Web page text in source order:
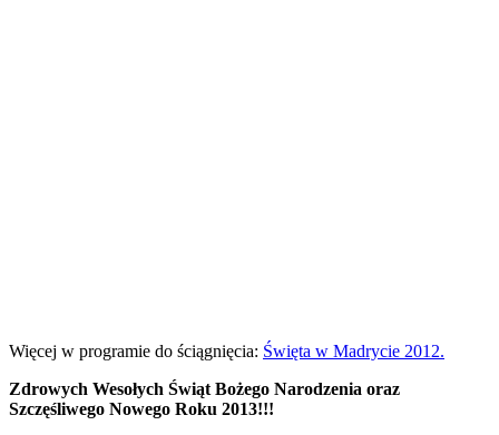
Więcej w programie do ściągnięcia: Święta w Madrycie 2012.
Zdrowych Wesołych Świąt Bożego Narodzenia oraz
Szczęśliwego Nowego Roku 2013!!!